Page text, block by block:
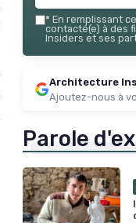
* En remplissant
contacté(e) à des
Insiders et ses
Architecture
Ajoutez-nous à
Parole